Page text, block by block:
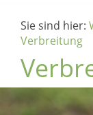
Sie sind hier:
Verbreitung